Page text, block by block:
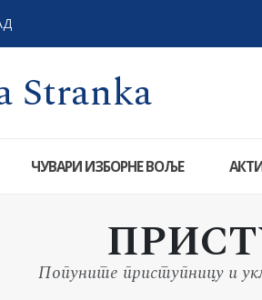
ЧУВАРИ ИЗБОРНЕ ВОЉЕ
Попуните приступницу и